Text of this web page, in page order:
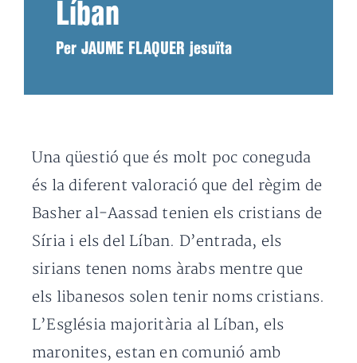
Líban
Per JAUME FLAQUER jesuïta
Una qüestió que és molt poc coneguda
és la diferent valoració que del règim de
Basher al-Aassad tenien els cristians de
Síria i els del Líban. D’entrada, els
sirians tenen noms àrabs mentre que
els libanesos solen tenir noms cristians.
L’Església majoritària al Líban, els
maronites, estan en comunió amb